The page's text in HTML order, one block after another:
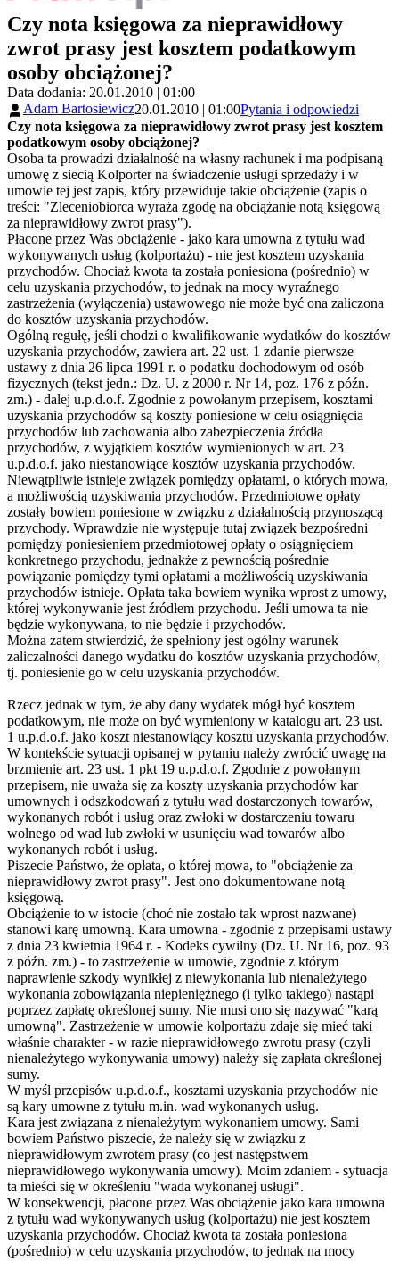
Czy nota księgowa za nieprawidłowy
zwrot prasy jest kosztem podatkowym
osoby obciążonej?
Data dodania: 20.01.2010 | 01:00
Adam Bartosiewicz20.01.2010 | 01:00Pytania i odpowiedzi
Czy nota księgowa za nieprawidłowy zwrot prasy jest kosztem
podatkowym osoby obciążonej?
Osoba ta prowadzi działalność na własny rachunek i ma podpisaną
umowę z siecią Kolporter na świadczenie usługi sprzedaży i w
umowie tej jest zapis, który przewiduje takie obciążenie (zapis o
treści: "Zleceniobiorca wyraża zgodę na obciążanie notą księgową
za nieprawidłowy zwrot prasy").
Płacone przez Was obciążenie - jako kara umowna z tytułu wad
wykonywanych usług (kolportażu) - nie jest kosztem uzyskania
przychodów. Chociaż kwota ta została poniesiona (pośrednio) w
celu uzyskania przychodów, to jednak na mocy wyraźnego
zastrzeżenia (wyłączenia) ustawowego nie może być ona zaliczona
do kosztów uzyskania przychodów.
Ogólną regułę, jeśli chodzi o kwalifikowanie wydatków do kosztów
uzyskania przychodów, zawiera art. 22 ust. 1 zdanie pierwsze
ustawy z dnia 26 lipca 1991 r. o podatku dochodowym od osób
fizycznych (tekst jedn.: Dz. U. z 2000 r. Nr 14, poz. 176 z późn.
zm.) - dalej u.p.d.o.f. Zgodnie z powołanym przepisem, kosztami
uzyskania przychodów są koszty poniesione w celu osiągnięcia
przychodów lub zachowania albo zabezpieczenia źródła
przychodów, z wyjątkiem kosztów wymienionych w art. 23
u.p.d.o.f. jako niestanowiące kosztów uzyskania przychodów.
Niewątpliwie istnieje związek pomiędzy opłatami, o których mowa,
a możliwością uzyskiwania przychodów. Przedmiotowe opłaty
zostały bowiem poniesione w związku z działalnością przynoszącą
przychody. Wprawdzie nie występuje tutaj związek bezpośredni
pomiędzy poniesieniem przedmiotowej opłaty o osiągnięciem
konkretnego przychodu, jednakże z pewnością pośrednie
powiązanie pomiędzy tymi opłatami a możliwością uzyskiwania
przychodów istnieje. Opłata taka bowiem wynika wprost z umowy,
której wykonywanie jest źródłem przychodu. Jeśli umowa ta nie
będzie wykonywana, to nie będzie i przychodów.
Można zatem stwierdzić, że spełniony jest ogólny warunek
zaliczalności danego wydatku do kosztów uzyskania przychodów,
tj. poniesienie go w celu uzyskania przychodów.
Rzecz jednak w tym, że aby dany wydatek mógł być kosztem
podatkowym, nie może on być wymieniony w katalogu art. 23 ust.
1 u.p.d.o.f. jako koszt niestanowiący kosztu uzyskania przychodów.
W kontekście sytuacji opisanej w pytaniu należy zwrócić uwagę na
brzmienie art. 23 ust. 1 pkt 19 u.p.d.o.f. Zgodnie z powołanym
przepisem, nie uważa się za koszty uzyskania przychodów kar
umownych i odszkodowań z tytułu wad dostarczonych towarów,
wykonanych robót i usług oraz zwłoki w dostarczeniu towaru
wolnego od wad lub zwłoki w usunięciu wad towarów albo
wykonanych robót i usług.
Piszecie Państwo, że opłata, o której mowa, to "obciążenie za
nieprawidłowy zwrot prasy". Jest ono dokumentowane notą
księgową.
Obciążenie to w istocie (choć nie zostało tak wprost nazwane)
stanowi karę umowną. Kara umowna - zgodnie z przepisami ustawy
z dnia 23 kwietnia 1964 r. - Kodeks cywilny (Dz. U. Nr 16, poz. 93
z późn. zm.) - to zastrzeżenie w umowie, zgodnie z którym
naprawienie szkody wynikłej z niewykonania lub nienależytego
wykonania zobowiązania niepieniężnego (i tylko takiego) nastąpi
poprzez zapłatę określonej sumy. Nie musi ono się nazywać "karą
umowną". Zastrzeżenie w umowie kolportażu zdaje się mieć taki
właśnie charakter - w razie nieprawidłowego zwrotu prasy (czyli
nienależytego wykonywania umowy) należy się zapłata określonej
sumy.
W myśl przepisów u.p.d.o.f., kosztami uzyskania przychodów nie
są kary umowne z tytułu m.in. wad wykonanych usług.
Kara jest związana z nienależytym wykonaniem umowy. Sami
bowiem Państwo piszecie, że należy się w związku z
nieprawidłowym zwrotem prasy (co jest następstwem
nieprawidłowego wykonywania umowy). Moim zdaniem - sytuacja
ta mieści się w określeniu "wada wykonanej usługi".
W konsekwencji, płacone przez Was obciążenie jako kara umowna
z tytułu wad wykonywanych usług (kolportażu) nie jest kosztem
uzyskania przychodów. Chociaż kwota ta została poniesiona
(pośrednio) w celu uzyskania przychodów, to jednak na mocy